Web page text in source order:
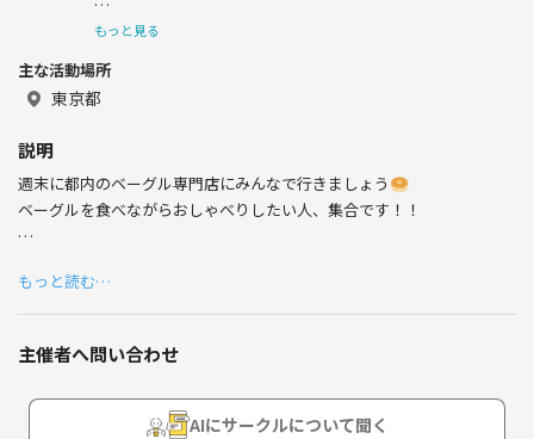
もっと見る
主な活動場所
東京都
説明
週末に都内のベーグル専門店にみんなで行きましょう🥯
ベーグルを食べながらおしゃべりしたい人、集合です！！
•ベーグル以外のパン類も希望があれば開催します
もっと読む…
主催者へ問い合わせ
AIにサークルについて聞く